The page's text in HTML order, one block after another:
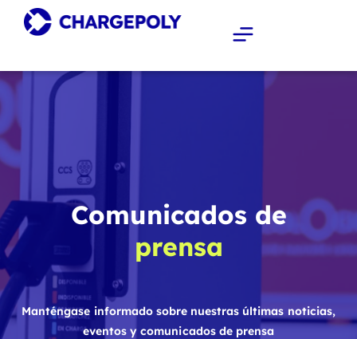
Comunicados de
prensa
Manténgase informado sobre nuestras últimas noticias,
eventos y comunicados de prensa